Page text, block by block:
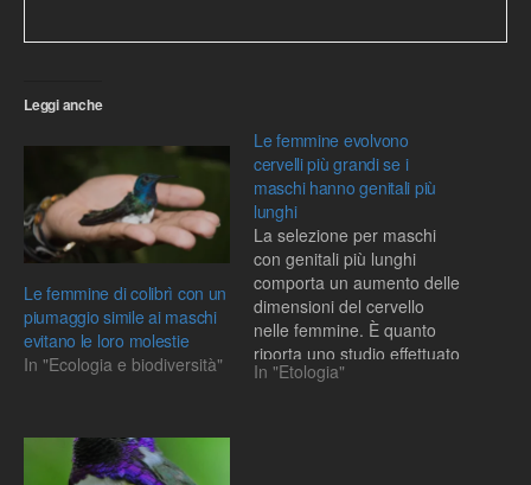
Leggi anche
Le femmine di colibrì con un
piumaggio simile ai maschi
evitano le loro molestie
In "Ecologia e biodiversità"
Le femmine evolvono
cervelli più grandi se i
maschi hanno genitali più
lunghi
La selezione per maschi
con genitali più lunghi
comporta un aumento delle
dimensioni del cervello
nelle femmine. È quanto
riporta uno studio effettuato
su una specie di pesce in
In "Etologia"